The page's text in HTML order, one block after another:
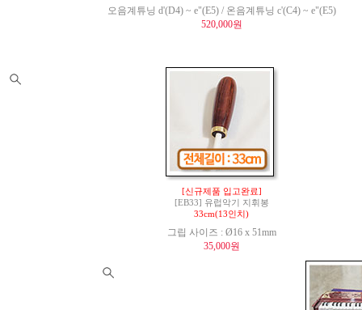
오음계튜닝 d'(D4) ~ e"(E5) / 온음계튜닝 c'(C4) ~ e"(E5)
520,000원
[신규제품 입고완료]
[EB33] 유럽악기 지휘봉
33cm(13인치)
그립 사이즈 : Ø16 x 51mm
35,000원